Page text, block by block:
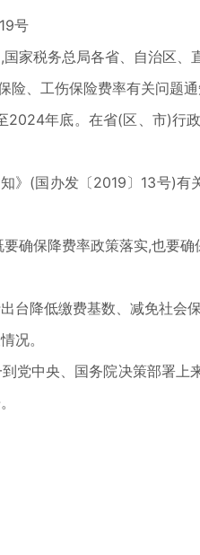
号
家税务总局各省、自治区、
险、工伤保险费率有关问题
年底。在省(区、市)行
(国办发〔2019〕13号)有
确保降费率政策落实,也要
降低缴费基数、减免社会
况。
党中央、国务院决策部署上